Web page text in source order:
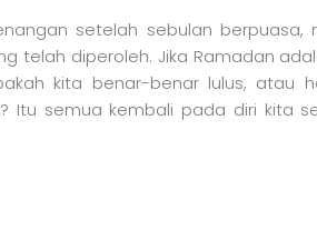
setelah sebulan berpuasa,
telah diperoleh. Jika Ramadan
kita benar-benar lulus, atau
Itu semua kembali pada diri kita